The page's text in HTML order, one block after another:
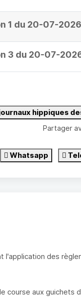
1 du 20-07-2026
3 du 20-07-
hippiques
Partager
Whatsapp
l'application des
course aux